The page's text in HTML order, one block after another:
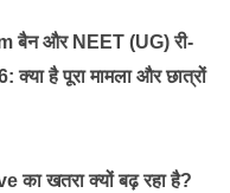
स्वस्थ जीवन जी सकते हैं,
बैन और NEET (UG) री-
क्या है पूरा मामला और छात्रों
का खतरा क्यों बढ़ रहा है?